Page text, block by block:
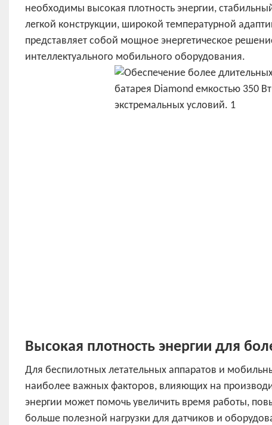
необходимы высокая плотность энергии,
легкой конструкции, широкой температурной
представляет собой мощное энергетическое
интеллектуального мобильного оборудования.
Высокая плотность энергии для
Для беспилотных летательных аппаратов и
наиболее важных факторов, влияющих на
энергии может помочь увеличить время работы,
больше полезной нагрузки для датчиков и